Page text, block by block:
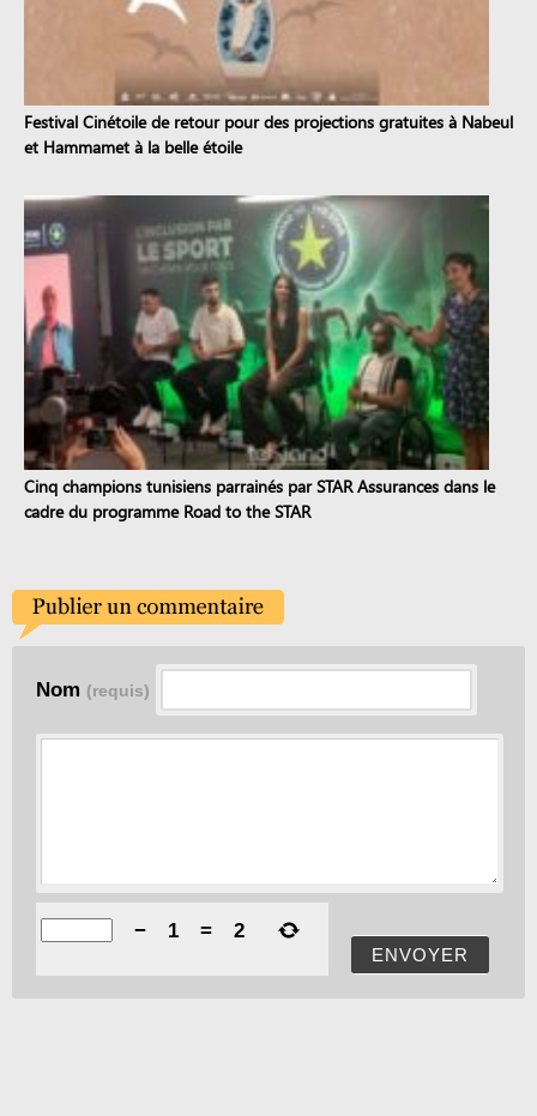
Festival Cinétoile de retour pour des projections gratuites à Nabeul
et Hammamet à la belle étoile
Cinq champions tunisiens parrainés par STAR Assurances dans le
cadre du programme Road to the STAR
Nom (requis)
ENVOYER
− 1 = 2